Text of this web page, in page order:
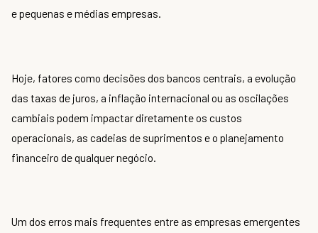
e pequenas e médias empresas.
Hoje, fatores como decisões dos bancos centrais, a evolução
das taxas de juros, a inflação internacional ou as oscilações
cambiais podem impactar diretamente os custos
operacionais, as cadeias de suprimentos e o planejamento
financeiro de qualquer negócio.
Um dos erros mais frequentes entre as empresas emergentes